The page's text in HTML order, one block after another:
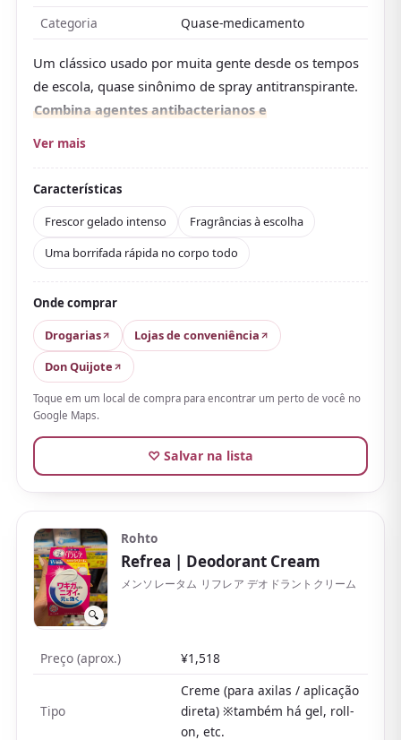
Categoria
Quase-medicamento
Um clássico usado por muita gente desde os tempos
de escola, quase sinônimo de spray antitranspirante.
Combina agentes antibacterianos e
e do odor no corpo todo — não só axilas, mas
também costas, peito e pescoço.
O elogio mais comum nas avaliações é ao frescor:
sensação de frio no momento em que você borrifa
é intensa, e usá-lo depois de suar deixa você seco
na hora, muito gostoso
mais gelado».
Há muitas fragrâncias, como sabonete e cítrico, além
de um sem fragrância clássico que não briga com o
perfume. Barato, em tamanhos grandes e valorizado
pelo custo-benefício.
Por outro lado, como contém pó, borrifar perto
completo, então quem quer controle firme pode
combiná-lo com um roll-on.
Também há um tamanho pequeno prático de levar.
Ver mais
Características
Frescor gelado intenso
Fragrâncias à escolha
Uma borrifada rápida no corpo todo
Onde comprar
Drogarias
Lojas de conveniência
Don Quijote
Toque em um local de compra para encontrar um perto de você no
Google Maps.
♡ Salvar na lista
🔍
Rohto
Refrea | Deodorant Cream
メンソレータム リフレア デオドラントクリーム
Preço (aprox.) ¥1,518
Tipo
Creme (para axilas / aplicação
direta) ※também há gel, roll-
on, etc.